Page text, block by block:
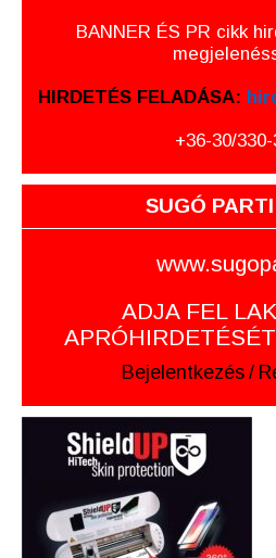
BANNER ÉS PR cikk
HIRDETÉS FELADÁSA:
+36-30/
SUGÓ
ADJA FEL
Bejelentkezés /